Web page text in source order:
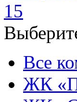
15
Все
ЖК